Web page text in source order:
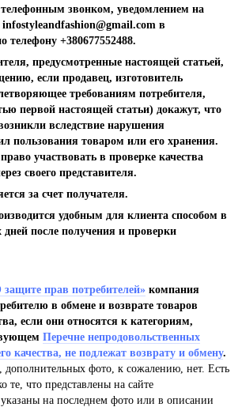
звонком, уведомлением на
infostyleandfashion@gmail.com в
телефону +380677552488.
предусмотренные настоящей статьей,
если продавец, изготовитель
требованиям потребителя,
первой настоящей статьи) докажут, что
вследствие нарушения
пользования товаром или его хранения.
участвовать в проверке качества
своего представителя.
за счет получателя.
удобным для клиента способом в
дней после получения и проверки
прав потребителей» компания
в обмене и возврате товаров
если они относятся к категориям,
Перечне непродовольственных
качества, не подлежат возврату и обмену.
дополнительных фото, к сожалению, нет. Есть
те, что представлены на сайте
на последнем фото или в описании